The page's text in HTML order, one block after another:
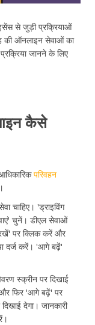
से जुड़ी प्रक्रियाओं
की ऑनलाइन सेवाओं का
जानने के लिए
कैसे
परिवहन
चाहिए। 'ड्राइविंग
चुनें। डीएल सेवाओं
रखें' पर क्लिक करें और
दर्ज करें। 'आगे बढ़ें'
स्क्रीन पर दिखाई
फिर 'आगे बढ़ें' पर
देगा। जानकारी